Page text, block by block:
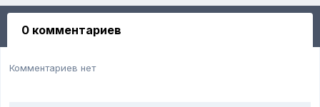
0 комментариев
Комментариев нет